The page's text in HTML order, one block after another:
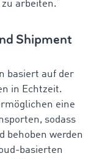
arbeiten.“
Shipment
basiert auf der
in Echtzeit.
eine
sodass
behoben werden
basierten